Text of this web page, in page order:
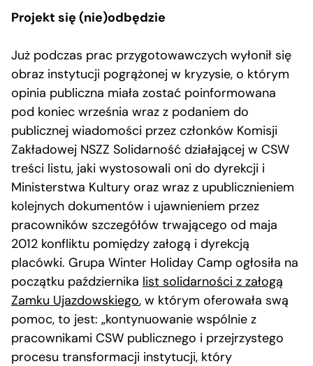
Projekt się (nie)odbędzie
Już podczas prac przygotowawczych wyłonił się
obraz instytucji pogrążonej w kryzysie, o którym
opinia publiczna miała zostać poinformowana
pod koniec września wraz z podaniem do
publicznej wiadomości przez członków Komisji
Zakładowej NSZZ Solidarność działającej w CSW
treści listu, jaki wystosowali oni do dyrekcji i
Ministerstwa Kultury oraz wraz z upublicznieniem
kolejnych dokumentów i ujawnieniem przez
pracowników szczegółów trwającego od maja
2012 konfliktu pomiędzy załogą i dyrekcją
placówki. Grupa Winter Holiday Camp ogłosiła na
początku października list solidarności z załogą
Zamku Ujazdowskiego, w którym oferowała swą
pomoc, to jest: „kontynuowanie wspólnie z
pracownikami CSW publicznego i przejrzystego
procesu transformacji instytucji, który